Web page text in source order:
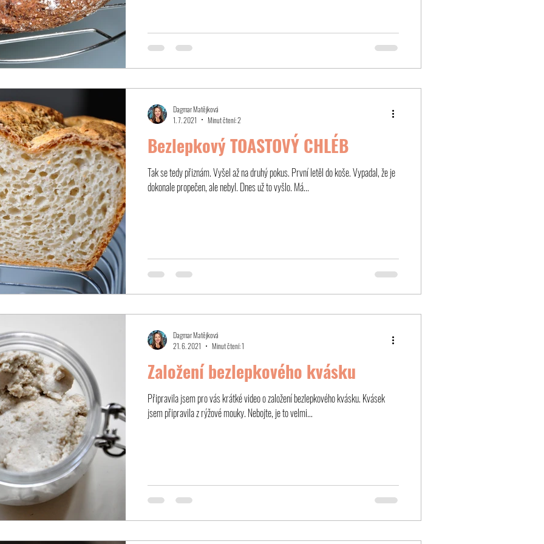
Bezlepkový TOASTOVÝ CHLÉB
Tak se tedy přiznám. Vyšel až na druhý pokus. První letěl do koše. Vypadal, že je
dokonale propečen, ale nebyl. Dnes už to vyšlo. Má...
Dagmar Matějková
1. 7. 2021
Minut čtení: 2
Založení bezlepkového kvásku
Připravila jsem pro vás krátké video o založení bezlepkového kvásku. Kvásek
jsem připravila z rýžové mouky. Nebojte, je to velmi...
Dagmar Matějková
21. 6. 2021
Minut čtení: 1